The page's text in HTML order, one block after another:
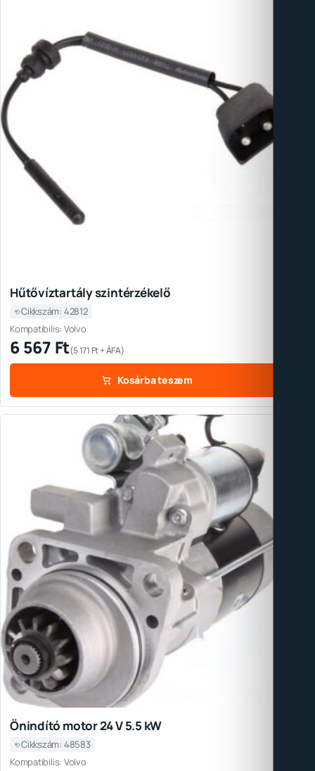
Hűtővíztartály szintérzékelő
Cikkszám: 42812
Kompatibilis: Volvo
6 567 Ft(5 171Ft+ ÁFA)
Kosárba teszem
Önindító motor 24 V 5.5 kW
Cikkszám: 48583
Kompatibilis: Volvo